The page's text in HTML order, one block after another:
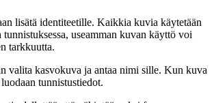
lisätä identiteetille. Kaikkia kuvia käytetään
useamman kuvan käyttö voi
tarkkuutta.
valita kasvokuva ja antaa nimi sille. Kun kuva
tunnistustiedot.